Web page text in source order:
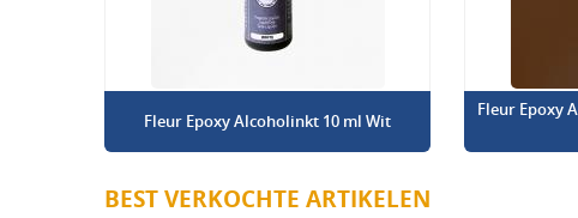
Fleur Epoxy Alcoholinkt 10 ml Wit
Fleur Epoxy
BEST VERKOCHTE ARTIKELEN